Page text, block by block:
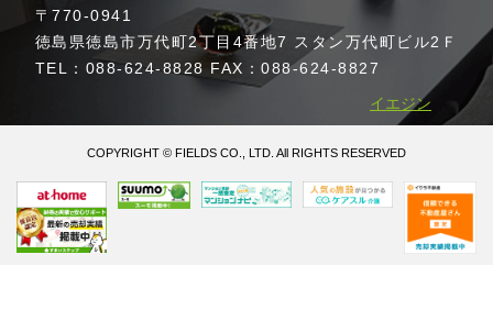
〒770-0941
徳島県徳島市万代町2丁目4番地7 スタン万代町ビル2Ｆ
TEL：088-624-8828 FAX：088-624-8827
イエジン
COPYRIGHT © FIELDS CO., LTD. All RIGHTS RESERVED